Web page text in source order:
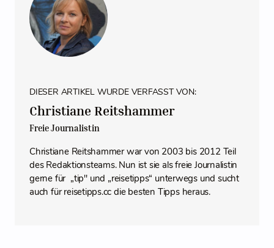
DIESER ARTIKEL WURDE VERFASST VON:
Christiane Reitshammer
Freie Journalistin
Christiane Reitshammer war von 2003 bis 2012 Teil
des Redaktionsteams. Nun ist sie als freie Journalistin
gerne für „tip" und „reisetipps“ unterwegs und sucht
auch für reisetipps.cc die besten Tipps heraus.